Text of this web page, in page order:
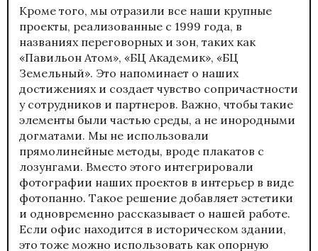
Кроме того, мы отразили все наши крупные
проекты, реализованные с 1999 года, в
названиях переговорных и зон, таких как
«Павильон Атом», «БЦ Академик», «БЦ
Земельный». Это напоминает о наших
достижениях и создает чувство сопричастности
у сотрудников и партнеров. Важно, чтобы такие
элементы были частью среды, а не инородными
догматами. Мы не использовали
прямолинейные методы, вроде плакатов с
лозунгами. Вместо этого интегрировали
фотографии наших проектов в интерьер в виде
фотопанно. Такое решение добавляет эстетики
и одновременно рассказывает о нашей работе.
Если офис находится в историческом здании,
это тоже можно использовать как опорную